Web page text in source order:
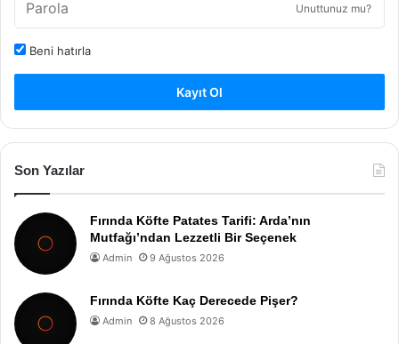
Unuttunuz mu?
Beni hatırla
Kayıt Ol
Son Yazılar
Fırında Köfte Patates Tarifi: Arda’nın
Mutfağı’ndan Lezzetli Bir Seçenek
Admin 9 Ağustos 2026
Fırında Köfte Kaç Derecede Pişer?
Admin 8 Ağustos 2026